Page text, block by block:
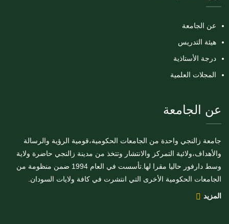
عن الجامعة
هيئة التدريس
درجة الأستاذية
المجلات العلمية
عن الجامعة
جامعة زالنجي واحدة من الجامعات الحكومية،قومية الرؤية والرسالة
والأهداف،ولائية التمركز والانتشار وتتخذ من مدينة زالنجي حاضرة ولاية
وسط دارفور حاليا مقرا لها.تأسست في العام 1994 ضمن منظومة من
الجامعات الحكومية الأخرى التي انتشرت في كافة ولايات السودان.
المزيد